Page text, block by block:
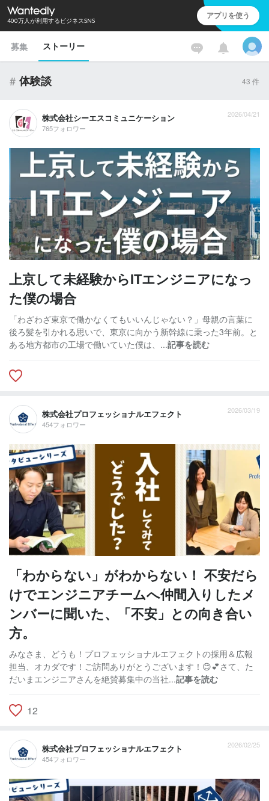
400万人が利用するビジネスSNS アプリを使う
募集 ストーリー
# 体験談 43 件
株式会社シーエスコミュニケーション
765フォロワー
2026/04/21
上京して未経験からITエンジニアになっ
た僕の場合
「わざわざ東京で働かなくてもいいんじゃない？」母親の言葉に
後ろ髪を引かれる思いで、東京に向かう新幹線に乗った3年前。と
ある地方都市の工場で働いていた僕は、...記事を読む
株式会社プロフェッショナルエフェクト
454フォロワー
2026/03/19
「わからない」がわからない！ 不安だら
けでエンジニアチームへ仲間入りしたメ
ンバーに聞いた、「不安」との向き合い
方。
みなさま、どうも！プロフェッショナルエフェクトの採用＆広報
担当、オカダです！ご訪問ありがとうございます！😊💕さて、た
だいまエンジニアさんを絶賛募集中の当社...記事を読む
12
株式会社プロフェッショナルエフェクト
454フォロワー
2026/02/25